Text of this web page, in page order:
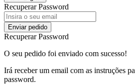
Recuperar Password
Enviar pedido
Recuperar Password
O seu pedido foi enviado com sucesso!
Irá receber um email com as instruções
password.